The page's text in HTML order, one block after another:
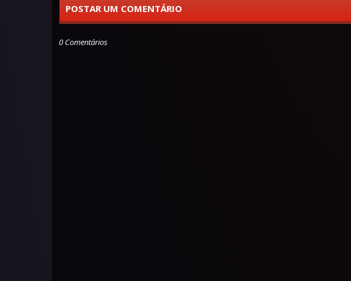
POSTAR UM COMENTÁRIO
0 Comentários